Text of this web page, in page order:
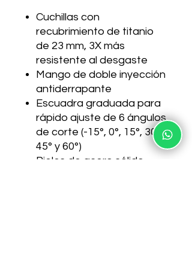
Cuchillas con
recubrimiento de titanio
de 23 mm, 3X más
resistente al desgaste
Mango de doble inyección
antiderrapante
Escuadra graduada para
rápido ajuste de 6 ángulos
de corte (-15°, 0°, 15°, 30°,
45° y 60°)
Rieles de acero sólido